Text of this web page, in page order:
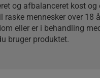
og afbalanceret kost
raske mennesker over 18
eller er i behandling
bruger produktet.